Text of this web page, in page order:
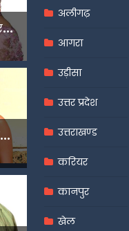
र
श्मिका मंदाना ने एआई के बढ़ते दुरुपयोग पर जतायी नाराजगी
ज
ान्हवीने सोशल मीडियापर उठाये सवाल
अलीगढ़
आगरा
उड़ीसा
उत्तर प्रदेश
उत्तराखण्ड
करियर
कानपुर
खेल